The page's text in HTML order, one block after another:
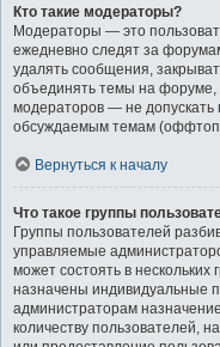
Кто такие модераторы?
Модераторы — это
ежедневно следят за
удалять сообщения,
объединять темы на форуме,
модераторов — не допускать
обсуждаемым темам
Вернуться к началу
Что такое группы
Группы пользователей
управляемые
может состоять в нескольких
назначены индивидуальные
администраторам
количеству пользователей,